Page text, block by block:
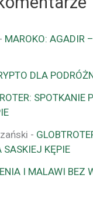
- MAROKO: AGADIR
DLA
SPOTKANIE
-
SASKIEJ KĘPIE
I MALAWI BEZ